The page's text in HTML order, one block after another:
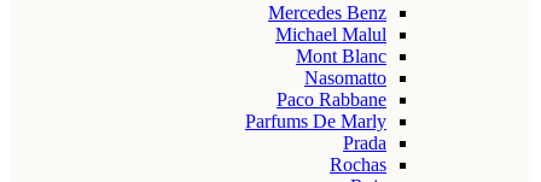
Mercedes Benz
Michael Malul
Mont Blanc
Nasomatto
Paco Rabbane
Parfums De Marly
Prada
Rochas